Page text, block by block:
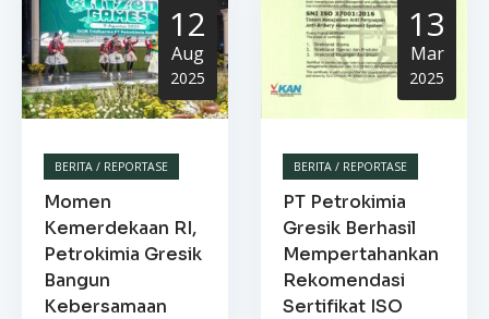
12
Aug
2025
BERITA / REPORTASE
Momen
Kemerdekaan RI,
Petrokimia Gresik
Bangun
Kebersamaan
13
Mar
2025
BERITA / REPORTASE
PT Petrokimia
Gresik Berhasil
Mempertahankan
Rekomendasi
Sertifikat ISO